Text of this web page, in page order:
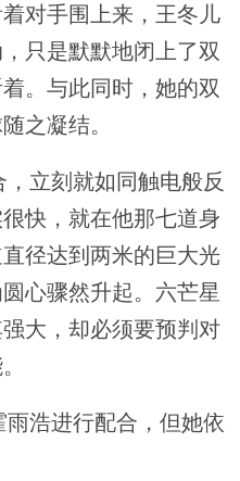
对手围上来，王冬儿
只是默默地闭上了双
。与此同时，她的双
之凝结。
立刻就如同触电般反
快，就在他那七道身
径达到两米的巨大光
心骤然升起。六芒星
大，却必须要预判对
浩进行配合，但她依